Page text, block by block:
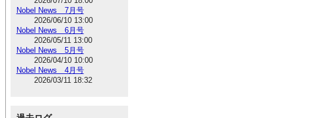
Nobel News 7月号
2026/06/10 13:00
Nobel News 6月号
2026/05/11 13:00
Nobel News 5月号
2026/04/10 10:00
Nobel News 4月号
2026/03/11 18:32